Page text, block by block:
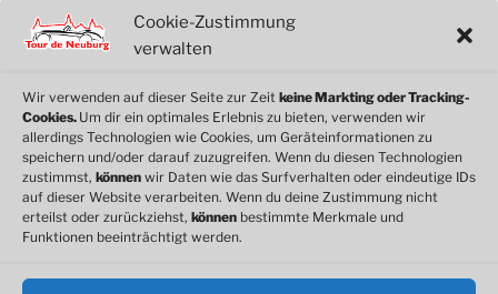
Cookie-Zustimmung
verwalten
Wir verwenden auf dieser Seite zur Zeit keine Markting oder Tracking-
Cookies. Um dir ein optimales Erlebnis zu bieten, verwenden wir
allerdings Technologien wie Cookies, um Geräteinformationen zu
speichern und/oder darauf zuzugreifen. Wenn du diesen Technologien
zustimmst, können wir Daten wie das Surfverhalten oder eindeutige IDs
auf dieser Website verarbeiten. Wenn du deine Zustimmung nicht
erteilst oder zurückziehst, können bestimmte Merkmale und
Funktionen beeinträchtigt werden.
WordPress
WhatsApp
Facebook
Link
© 2026 Motorclub Neuburg e.V.
Cookie-Richtlinie
Impressum